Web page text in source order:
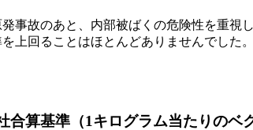
事故のあと、内部被ばくの危険性を重
上回ることはほとんどありませんでした
合算基準（1キログラム当たりのベ